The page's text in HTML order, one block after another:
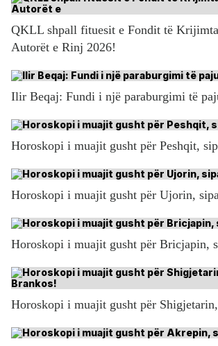
QKLL shpall fituesit e Fondit të
Autorët e Rinj 2026!
Ilir Beqaj: Fundi i një paraburgimi të
Horoskopi i muajit gusht për Peshqit,
Horoskopi i muajit gusht për Ujorin,
Horoskopi i muajit gusht për Bricjapin,
Horoskopi i muajit gusht për